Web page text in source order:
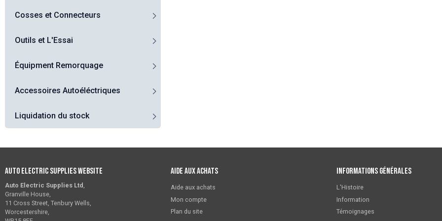
Cosses et Connecteurs
Outils et L'Essai
Équipment Remorquage
Accessoires Autoéléctriques
Liquidation du stock
Auto Electric Supplies Website
Auto Electric Supplies Ltd
Granville House,
11 Cross Street, Tenbury Wells,
Worcestershire,
Aide aux achats
Aide aux achats
Mon compte
Plan du site
Informations générales
L'Histoire
Information
Témoignages